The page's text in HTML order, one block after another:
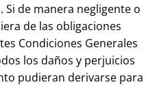
de manera negligente o
de las obligaciones
Condiciones Generales
los daños y perjuicios
pudieran derivarse para